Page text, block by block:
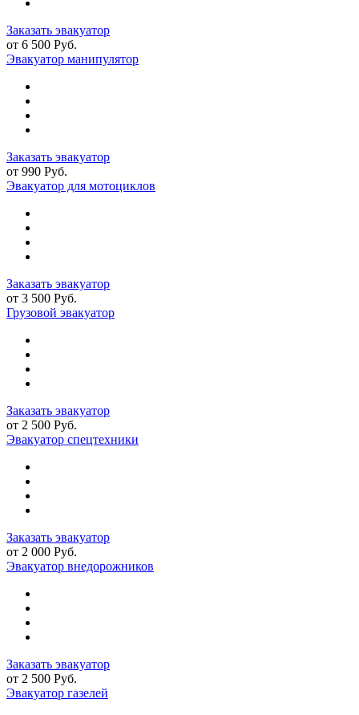
Заказать эвакуатор
от 6 500 Руб.
Эвакуатор манипулятор
Заказать эвакуатор
от 990 Руб.
Эвакуатор для мотоциклов
Заказать эвакуатор
от 3 500 Руб.
Грузовой эвакуатор
Заказать эвакуатор
от 2 500 Руб.
Эвакуатор спецтехники
Заказать эвакуатор
от 2 000 Руб.
Эвакуатор внедорожников
Заказать эвакуатор
от 2 500 Руб.
Эвакуатор газелей